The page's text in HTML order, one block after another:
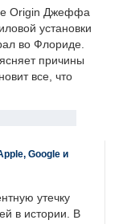
Origin Джеффа
установки
во Флориде.
причины
все, что
Google и
утечку
в истории. В